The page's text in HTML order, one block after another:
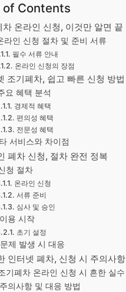
of Contents
차 온라인 신청, 이것만 알면 끝
라인 신청 절차 및 준비 서류
필수 서류 안내
온라인 신청의 장점
조기폐차, 쉽고 빠른 신청 방법
요 혜택 분석
경제적 혜택
편의성 혜택
전문성 혜택
타 서비스와 차이점
폐차 신청, 절차 완전 정복
청 절차
온라인 신청
서류 준비
심사 및 승인
이용 시작
초기 설정
문제 발생 시 대응
인터넷 폐차, 신청 시 주의사항
기폐차 온라인 신청 시 흔한 실수
주의사항 및 대응 방법